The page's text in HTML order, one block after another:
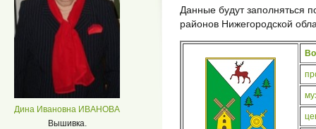
Дина Ивановна ИВАНОВА
Вышивка.
Данные будут заполняться
районов Нижегородской